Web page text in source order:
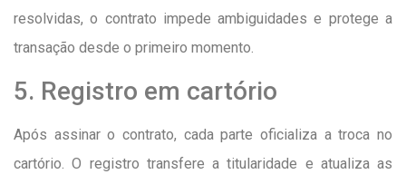
resolvidas, o contrato impede ambiguidades e protege a
transação desde o primeiro momento.
5. Registro em cartório
Após assinar o contrato, cada parte oficializa a troca no
cartório. O registro transfere a titularidade e atualiza as